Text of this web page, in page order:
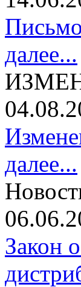
далее...
далее...
Закон